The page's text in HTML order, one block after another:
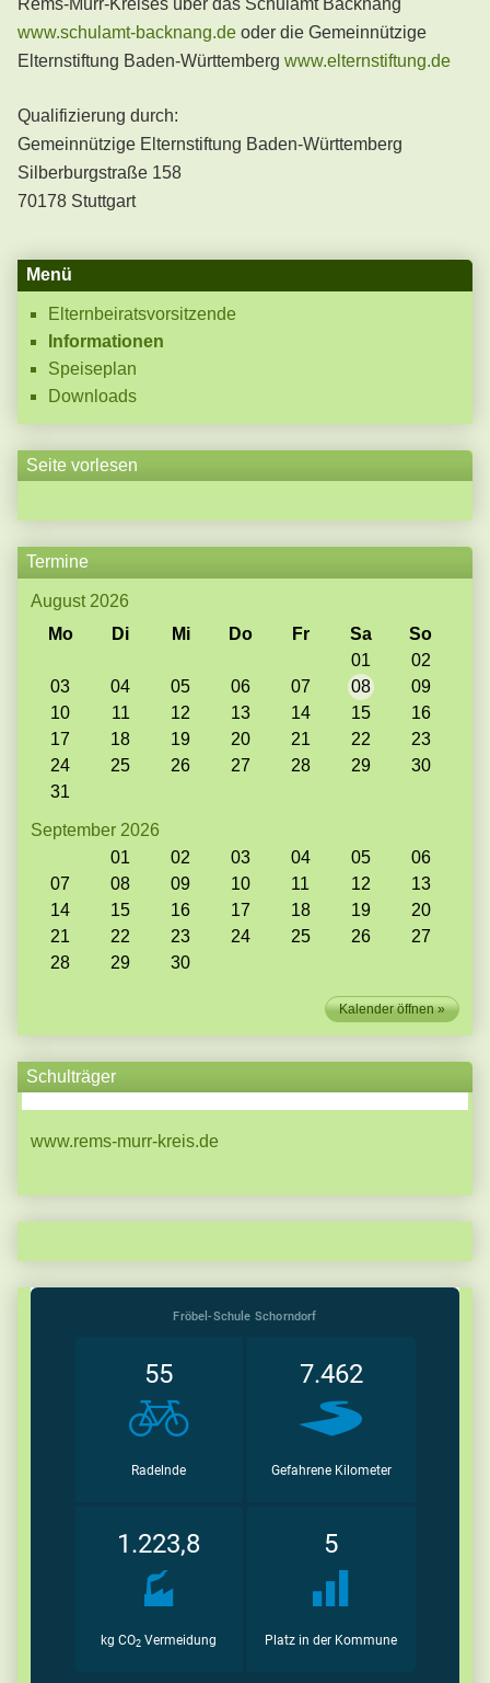
Rems-Murr-Kreises über das Schulamt Backnang
www.schulamt-backnang.de oder die Gemeinnützige
Elternstiftung Baden-Württemberg www.elternstiftung.de
Qualifizierung durch:
Gemeinnützige Elternstiftung Baden-Württemberg
Silberburgstraße 158
70178 Stuttgart
Menü
Elternbeiratsvorsitzende
Informationen
Speiseplan
Downloads
Seite vorlesen
Termine
August 2026
Mo
Di Mi Do Fr Sa
So
01
02
03
04 05 06 07 08
09
10
11 12 13 14 15
16
17
18 19 20 21 22
23
24
25 26 27 28 29
30
31
September 2026
01
02 03 04 05
06
07
08 09 10 11 12
13
14
15 16 17 18 19
20
21
22 23 24 25 26
27
28
29 30
Kalender öffnen
Schulträger
www.rems-murr-kreis.de